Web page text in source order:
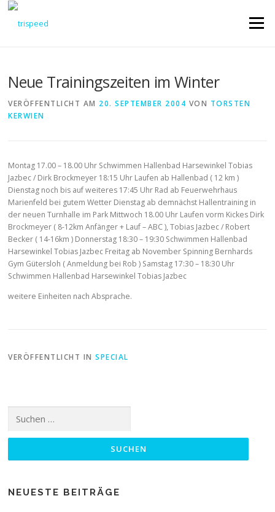
Direkt
Menü
Neue Trainingszeiten im Winter
VERÖFFENTLICHT AM 20. SEPTEMBER 2004 VON TORSTEN
KERWIEN
Montag 17.00 – 18.00 Uhr Schwimmen Hallenbad Harsewinkel Tobias
Jazbec / Dirk Brockmeyer 18:15 Uhr Laufen ab Hallenbad ( 12 km )
Dienstag noch bis auf weiteres 17:45 Uhr Rad ab Feuerwehrhaus
Marienfeld bei gutem Wetter Dienstag ab demnächst Hallentraining in
der neuen Turnhalle im Park Mittwoch 18.00 Uhr Laufen vorm Kickes Dirk
Brockmeyer ( 8-12km Anfänger + Lauf – ABC ), Tobias Jazbec / Robert
Becker ( 14-16km ) Donnerstag 18:30 – 19:30 Schwimmen Hallenbad
Harsewinkel Tobias Jazbec Freitag ab November Spinning Bernhards
Gym Gütersloh ( Anmeldung bei Rob ) Samstag 17:30 – 18:30 Uhr
Schwimmen Hallenbad Harsewinkel Tobias Jazbec
weitere Einheiten nach Absprache.
VERÖFFENTLICHT INSPECIAL
nach:
NEUESTE BEITRÄGE